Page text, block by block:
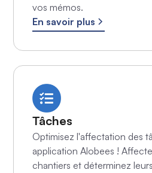
vos mémos.
En savoir plus
Tâches
Optimisez l'affectation des
application Alobees !
chantiers et déterminez